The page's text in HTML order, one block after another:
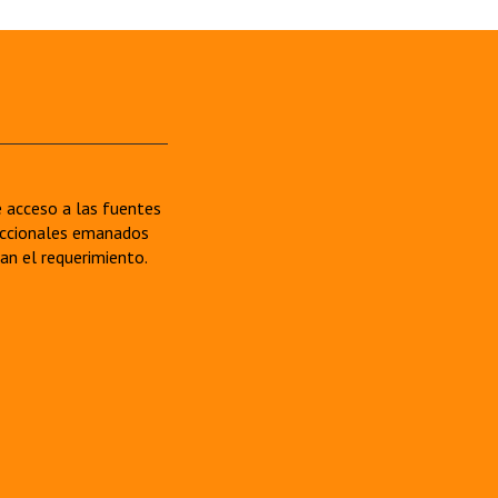
acceso a las fuentes
emanados
el requerimiento.